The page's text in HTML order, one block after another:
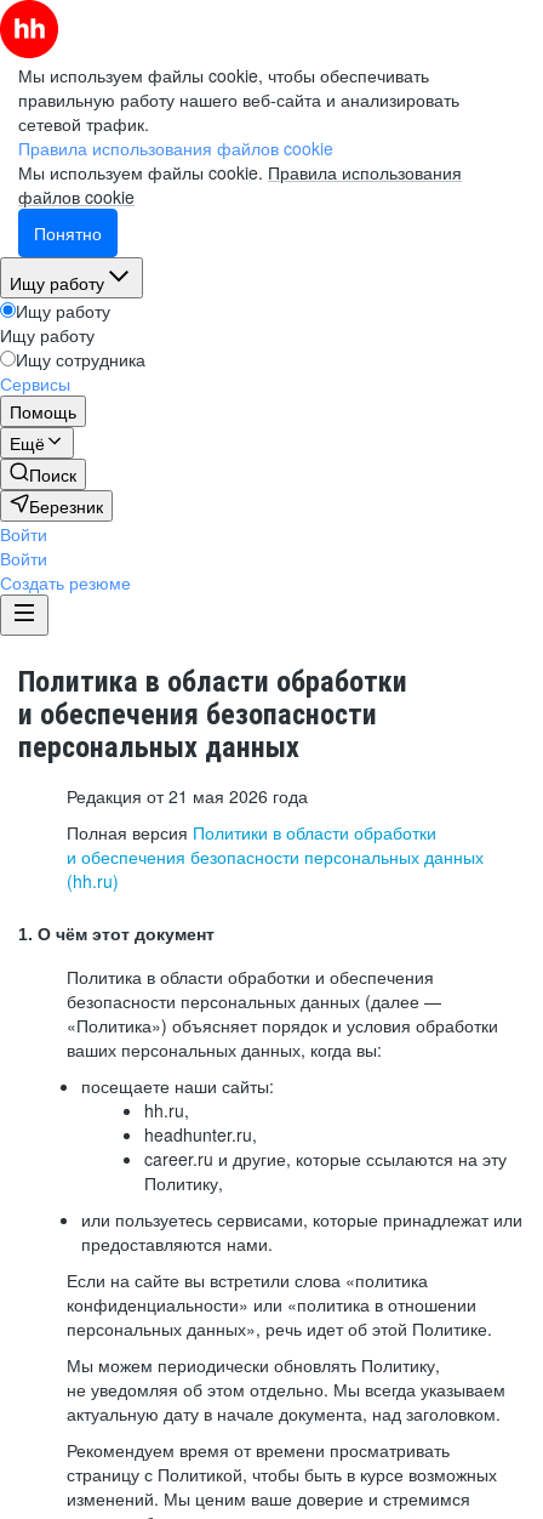
Мы используем файлы cookie, чтобы обеспечивать
правильную работу нашего веб-сайта и анализировать
сетевой трафик.
Правила использования файлов cookie
Мы используем файлы cookie. Правила использования
файлов cookie
Понятно
Ищу работу
Ищу работу
Ищу работу
Ищу сотрудника
Сервисы
Помощь
Ещё
Поиск
Березник
Войти
Войти
Создать резюме
Политика в области обработки
и обеспечения безопасности
персональных данных
Редакция от 21 мая 2026 года
Полная версия Политики в области обработки
и обеспечения безопасности персональных данных
(hh.ru)
1. О чём этот документ
Политика в области обработки и обеспечения
безопасности персональных данных (далее —
«Политика») объясняет порядок и условия обработки
ваших персональных данных, когда вы:
посещаете наши сайты:
hh.ru,
headhunter.ru,
career.ru и другие, которые ссылаются на эту
Политику,
или пользуетесь сервисами, которые принадлежат или
предоставляются нами.
Если на сайте вы встретили слова «политика
конфиденциальности» или «политика в отношении
персональных данных», речь идет об этой Политике.
Мы можем периодически обновлять Политику,
не уведомляя об этом отдельно. Мы всегда указываем
актуальную дату в начале документа, над заголовком.
Рекомендуем время от времени просматривать
страницу с Политикой, чтобы быть в курсе возможных
изменений. Мы ценим ваше доверие и стремимся